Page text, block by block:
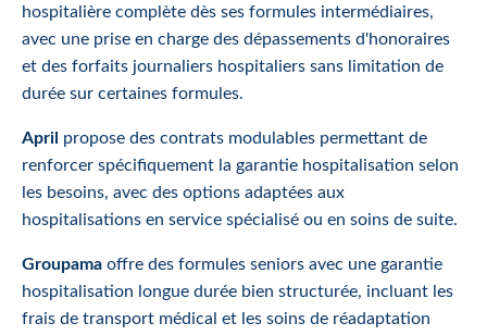
hospitalière complète dès ses formules intermédiaires,
avec une prise en charge des dépassements d'honoraires
et des forfaits journaliers hospitaliers sans limitation de
durée sur certaines formules.
April propose des contrats modulables permettant de
renforcer spécifiquement la garantie hospitalisation selon
les besoins, avec des options adaptées aux
hospitalisations en service spécialisé ou en soins de suite.
Groupama offre des formules seniors avec une garantie
hospitalisation longue durée bien structurée, incluant les
frais de transport médical et les soins de réadaptation